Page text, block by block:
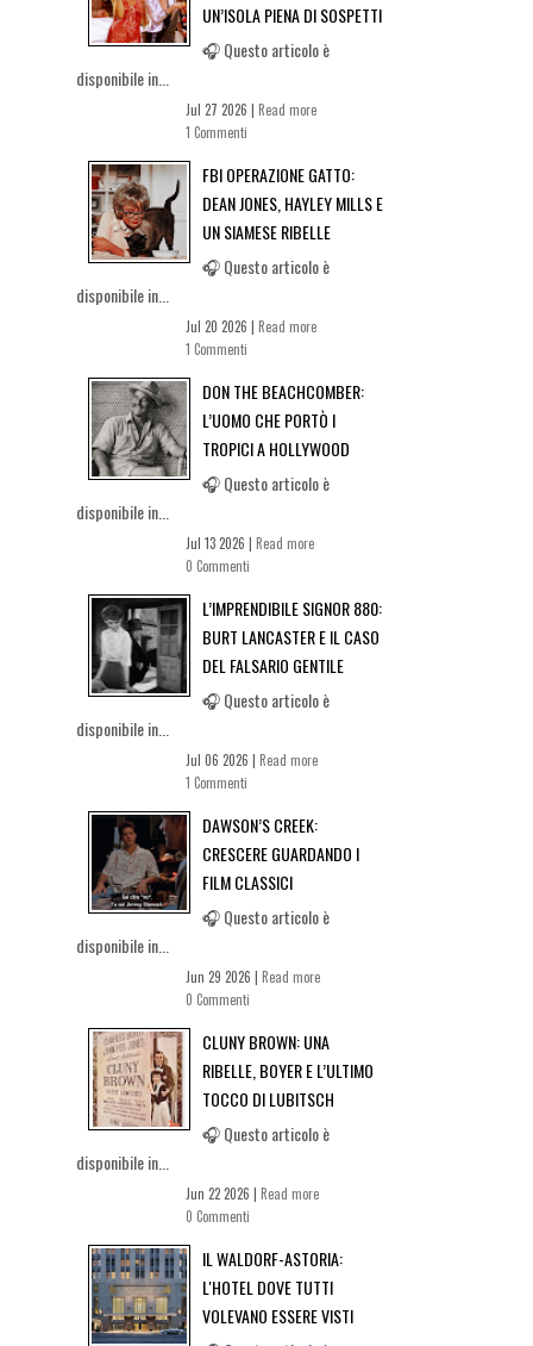
UN’ISOLA PIENA DI SOSPETTI
🎧 Questo articolo è
disponibile in...
Jul 27 2026 | Read more
1 Commenti
FBI OPERAZIONE GATTO:
DEAN JONES, HAYLEY MILLS E
UN SIAMESE RIBELLE
🎧 Questo articolo è
disponibile in...
Jul 20 2026 | Read more
1 Commenti
DON THE BEACHCOMBER:
L’UOMO CHE PORTÒ I
TROPICI A HOLLYWOOD
🎧 Questo articolo è
disponibile in...
Jul 13 2026 | Read more
0 Commenti
L’IMPRENDIBILE SIGNOR 880:
BURT LANCASTER E IL CASO
DEL FALSARIO GENTILE
🎧 Questo articolo è
disponibile in...
Jul 06 2026 | Read more
1 Commenti
DAWSON’S CREEK:
CRESCERE GUARDANDO I
FILM CLASSICI
🎧 Questo articolo è
disponibile in...
Jun 29 2026 | Read more
0 Commenti
CLUNY BROWN: UNA
RIBELLE, BOYER E L’ULTIMO
TOCCO DI LUBITSCH
🎧 Questo articolo è
disponibile in...
Jun 22 2026 | Read more
0 Commenti
IL WALDORF-ASTORIA:
L'HOTEL DOVE TUTTI
VOLEVANO ESSERE VISTI